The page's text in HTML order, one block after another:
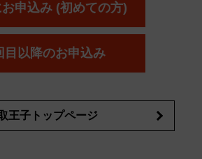
申込み (初めての方)
目以降のお申込み
王子トップページ